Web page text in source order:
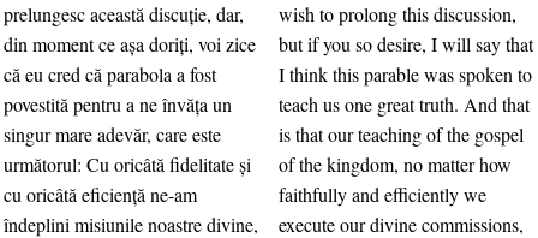
prelungesc această discuţie, dar,
din moment ce aşa doriţi, voi zice
că eu cred că parabola a fost
povestită pentru a ne învăţa un
singur mare adevăr, care este
următorul: Cu oricâtă fidelitate şi
cu oricâtă eficienţă ne-am
îndeplini misiunile noastre divine,
wish to prolong this discussion,
but if you so desire, I will say that
I think this parable was spoken to
teach us one great truth. And that
is that our teaching of the gospel
of the kingdom, no matter how
faithfully and efficiently we
execute our divine commissions,